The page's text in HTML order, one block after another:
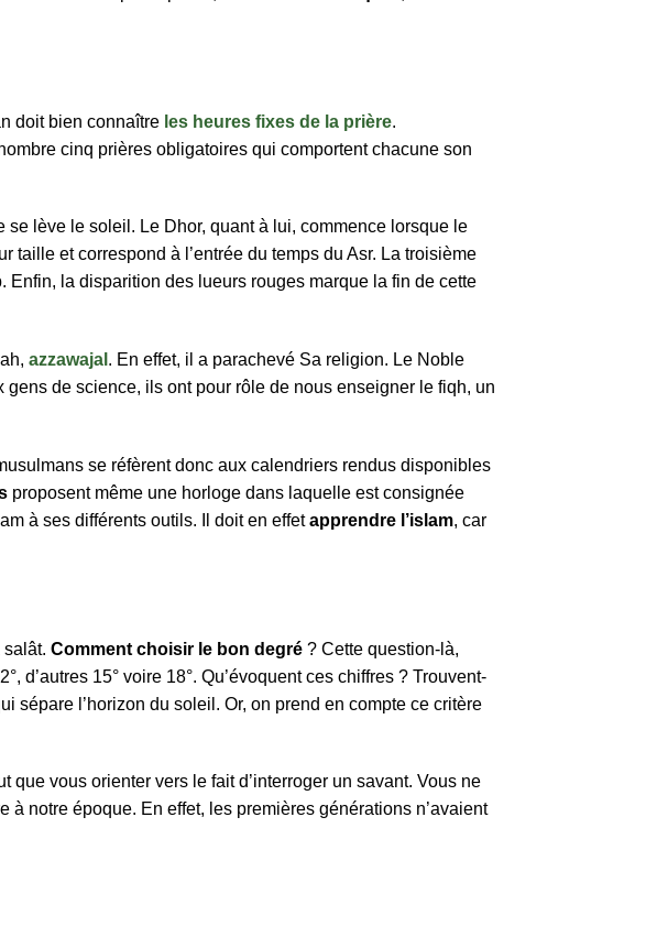
doit bien connaître les heures fixes de la prière.
cinq prières obligatoires qui comportent chacune son
se lève le soleil. Le Dhor, quant à lui, commence lorsque le
et correspond à l’entrée du temps du Asr. La troisième
la disparition des lueurs rouges marque la fin de cette
azzawajal . En effet, il a parachevé Sa religion. Le Noble
de science, ils ont pour rôle de nous enseigner le fiqh, un
se réfèrent donc aux calendriers rendus disponibles
proposent même une horloge dans laquelle est consignée
à ses différents outils. Il doit en effetapprendre l’islam, car
Comment choisir le bon degré ? Cette question-là,
d’autres 15° voire 18°. Qu’évoquent ces chiffres ? Trouvent-
sépare l’horizon du soleil. Or, on prend en compte ce critère
que vous orienter vers le fait d’interroger un savant. Vous ne
à notre époque. En effet, les premières générations n’avaient